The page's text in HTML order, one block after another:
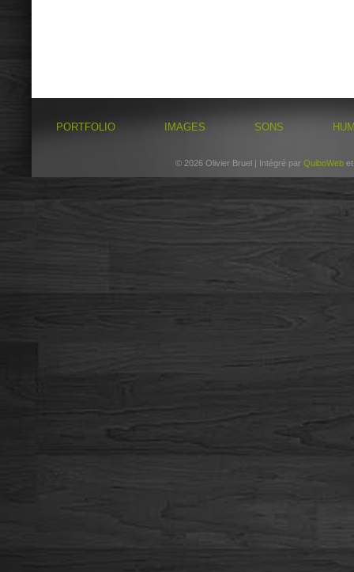
PORTFOLIO IMAGES SONS
© 2026 Olivier Bruel | Intégré par QuiboWeb